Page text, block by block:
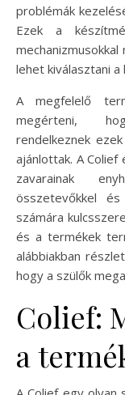
problémák
Ezek a
lehet kiválasztani
A megfelelő
megérteni,
rendelkeznek
ajánlottak. A Colief
zavarainak
összetevőkkel
számára
és a termékek
alábbiakban
hogy a szülők
Colief:
a